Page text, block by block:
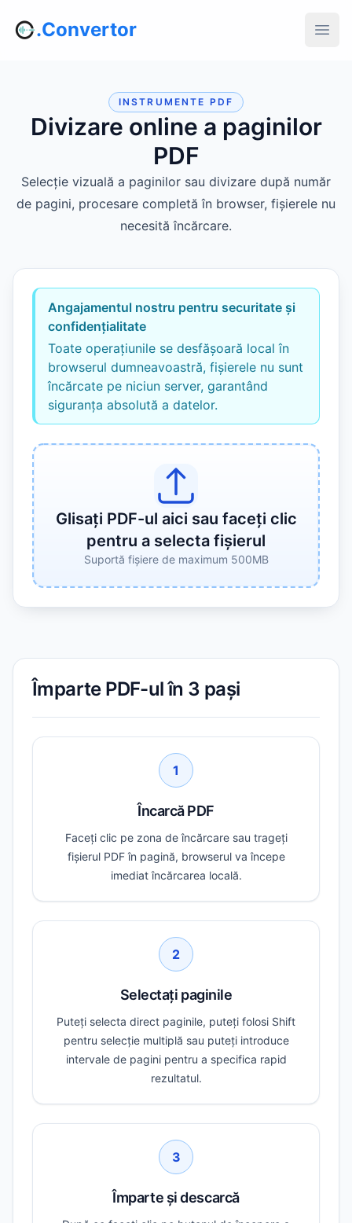
.Convertor
INSTRUMENTE PDF
Divizare online a paginilor
PDF
Selecție vizuală a paginilor sau divizare după număr
de pagini, procesare completă în browser, fișierele nu
necesită încărcare.
Angajamentul nostru pentru securitate și
confidențialitate
Toate operațiunile se desfășoară local în
browserul dumneavoastră, fișierele nu sunt
încărcate pe niciun server, garantând
siguranța absolută a datelor.
Glisați PDF-ul aici sau faceți clic
pentru a selecta fișierul
Suportă fișiere de maximum 500MB
Împarte PDF-ul în 3 pași
1
Încarcă PDF
Faceți clic pe zona de încărcare sau trageți
fișierul PDF în pagină, browserul va începe
imediat încărcarea locală.
2
Selectați paginile
Puteți selecta direct paginile, puteți folosi Shift
pentru selecție multiplă sau puteți introduce
intervale de pagini pentru a specifica rapid
rezultatul.
3
Împarte și descarcă